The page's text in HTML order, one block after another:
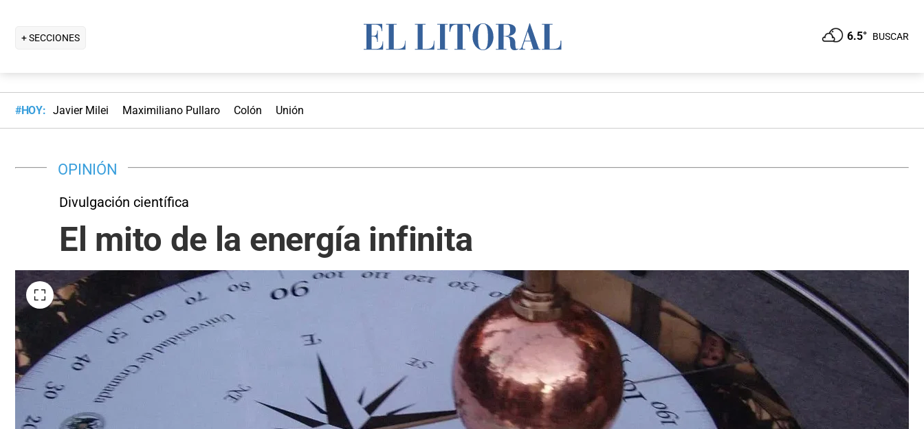
+ SECCIONES 6.5° BUSCAR
#HOY: Javier Milei Maximiliano Pullaro Colón Unión
OPINIÓN
Divulgación científica
El mito de la energía infinita